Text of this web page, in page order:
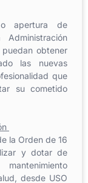
apertura de
obtener
las nuevas
que
su cometido
la Orden de 16
y dotar de
desde USO